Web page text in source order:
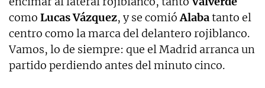
como Lucas Vázquez, y se comióAlabatanto el
centro como la marca del delantero rojiblanco.
Vamos, lo de siempre: que el Madrid arranca un
partido perdiendo antes del minuto cinco.